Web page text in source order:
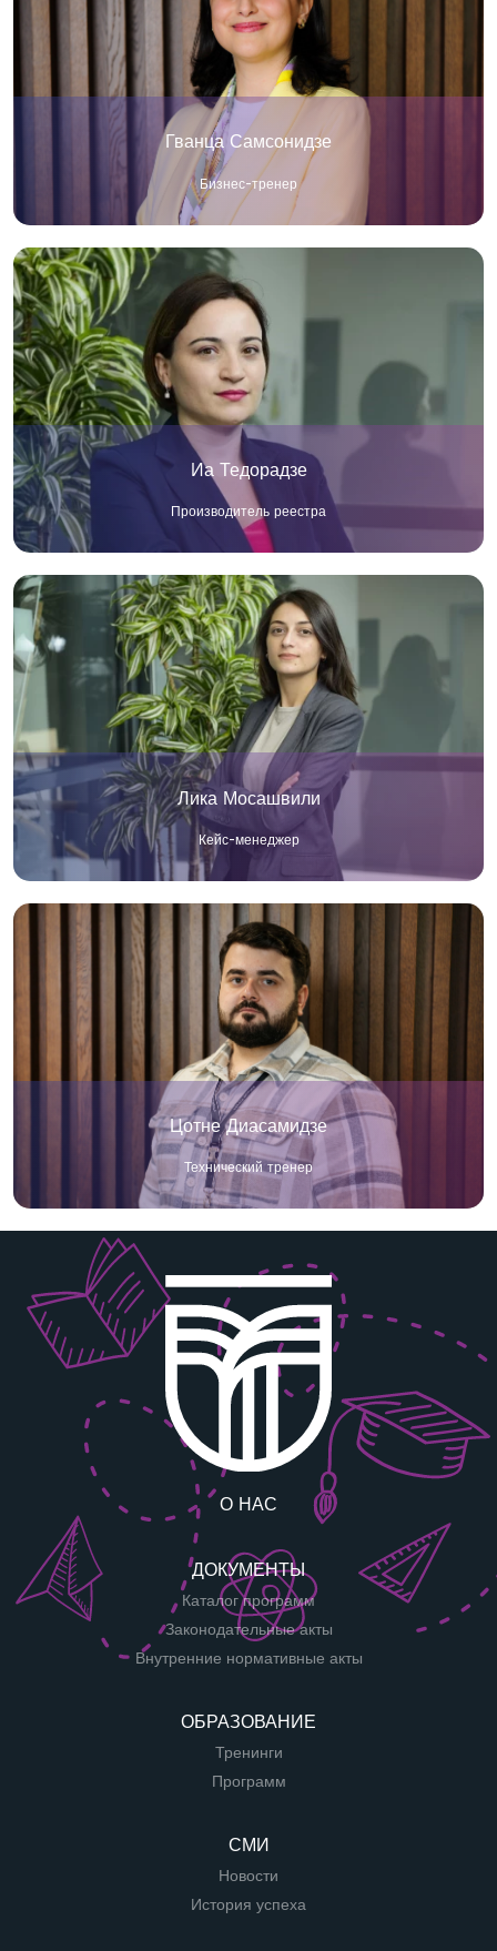
Гванца Самсонидзе
Бизнес-тренер
Иа Тедорадзе
Производитель реестра
Лика Мосашвили
Кейс-менеджер
Цотне Диасамидзе
Технический тренер
О НАС
ДОКУМЕНТЫ
Каталог программ
Законодательные акты
Внутренние нормативные акты
ОБРАЗОВАНИЕ
Тренинги
Программ
СМИ
Новости
История успеха